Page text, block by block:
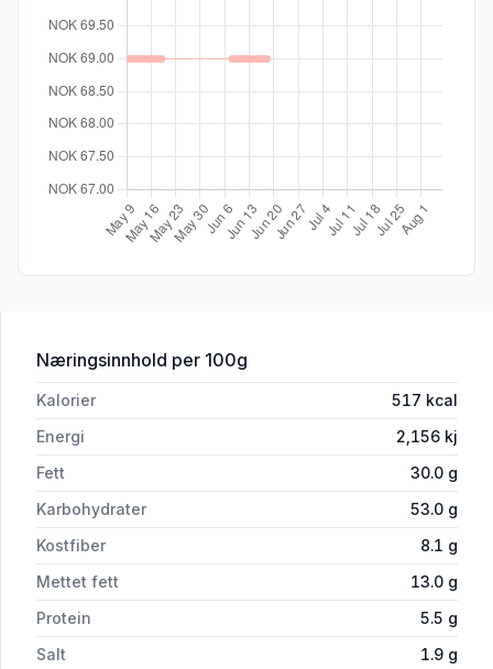
Næringsinnhold for 'Takis Queso Vulcano 100g'
per 100g
Kalorier 517 kcal
Energi
2,156 kj
Fett
30.0 g
Karbohydrater
53.0 g
Kostfiber
8.1 g
Mettet fett
13.0 g
Protein
5.5 g
Salt
1.9 g